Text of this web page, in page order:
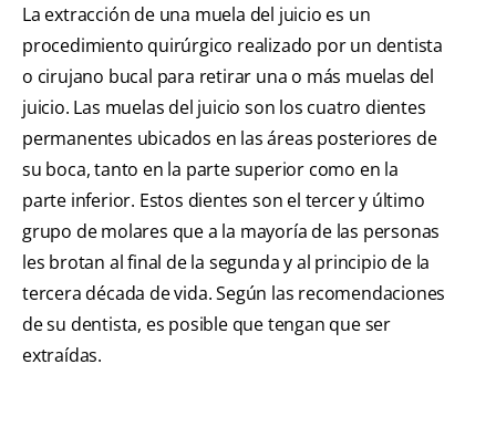
La extracción de una muela del juicio es un
procedimiento quirúrgico realizado por un dentista
o cirujano bucal para retirar una o más muelas del
juicio. Las muelas del juicio son los cuatro dientes
permanentes ubicados en las áreas posteriores de
su boca, tanto en la parte superior como en la
parte inferior. Estos dientes son el tercer y último
grupo de molares que a la mayoría de las personas
les brotan al final de la segunda y al principio de la
tercera década de vida. Según las recomendaciones
de su dentista, es posible que tengan que ser
extraídas.